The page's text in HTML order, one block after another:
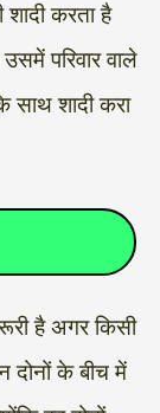
करता है
परिवार वाले
शादी करा
है अगर किसी
दोनों के बीच में